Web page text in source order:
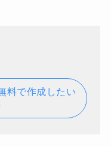
料で作成したい